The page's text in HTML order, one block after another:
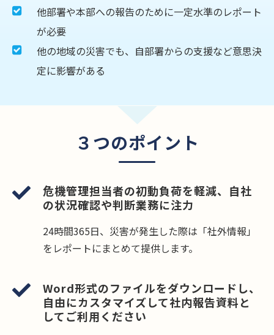
他部署や本部への報告のために一定水準のレポート
が必要
他の地域の災害でも、自部署からの支援など意思決
定に影響がある
３つのポイント
危機管理担当者の初動負荷を軽減、自社
の状況確認や判断業務に注力
24時間365日、災害が発生した際は「社外情報」
をレポートにまとめて提供します。
Word形式のファイルをダウンロードし、
自由にカスタマイズして社内報告資料と
してご利用ください